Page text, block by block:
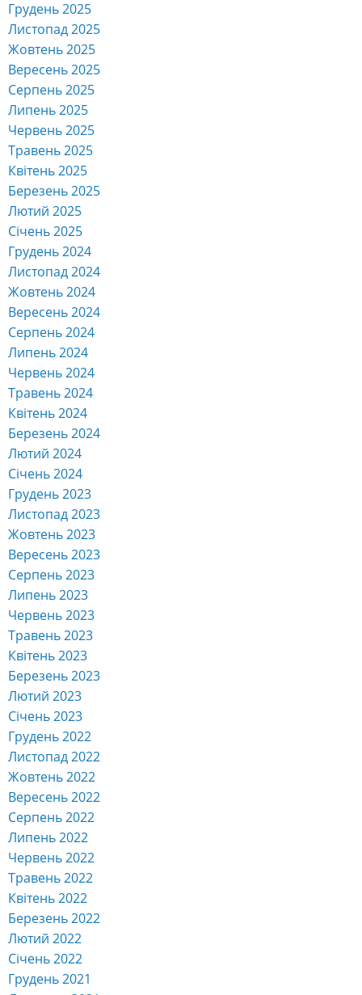
Грудень 2025
Листопад 2025
Жовтень 2025
Вересень 2025
Серпень 2025
Липень 2025
Червень 2025
Травень 2025
Квітень 2025
Березень 2025
Лютий 2025
Січень 2025
Грудень 2024
Листопад 2024
Жовтень 2024
Вересень 2024
Серпень 2024
Липень 2024
Червень 2024
Травень 2024
Квітень 2024
Березень 2024
Лютий 2024
Січень 2024
Грудень 2023
Листопад 2023
Жовтень 2023
Вересень 2023
Серпень 2023
Липень 2023
Червень 2023
Травень 2023
Квітень 2023
Березень 2023
Лютий 2023
Січень 2023
Грудень 2022
Листопад 2022
Жовтень 2022
Вересень 2022
Серпень 2022
Липень 2022
Червень 2022
Травень 2022
Квітень 2022
Березень 2022
Лютий 2022
Січень 2022
Грудень 2021